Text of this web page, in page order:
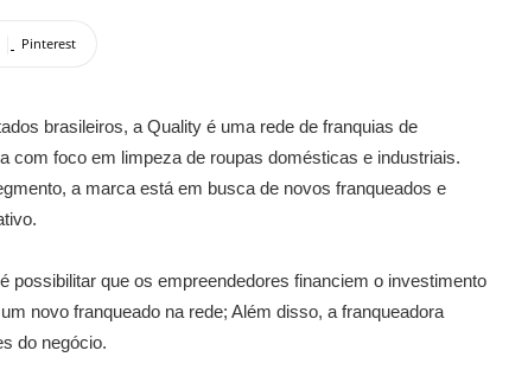
Pinterest
brasileiros, a Quality é uma rede de franquias de
com foco em limpeza de roupas domésticas e industriais.
a marca está em busca de novos franqueados e
possibilitar que os empreendedores financiem o investimento
novo franqueado na rede; Além disso, a franqueadora
do negócio.